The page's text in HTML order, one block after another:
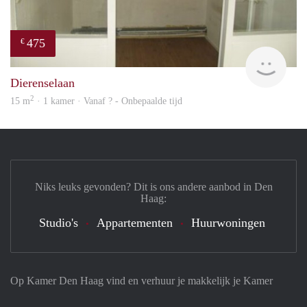
€ 475
Dierenselaan
15 m2 · 1 kamer · Vanaf ? - Onbepaalde tijd
Op Kamer Den Haag vind en verhuur je makkelijk je Kamer
Niks leuks gevonden? Dit is ons andere aanbod in Den
Haag:
Studio's Appartementen Huurwoningen